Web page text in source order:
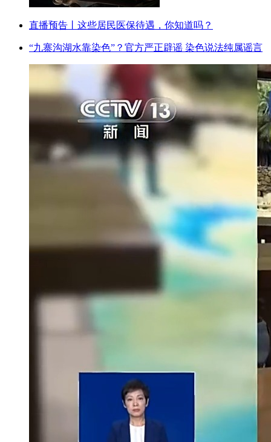
直播预告丨这些居民医保待遇，你知道吗？
“九寨沟湖水靠染色”？官方严正辟谣 染色说法纯属谣言